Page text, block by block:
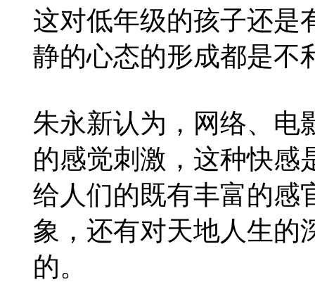
这对低年级的孩子还是
静的心态的形成都是不
朱永新认为，网络、电
的感觉刺激，这种快感
给人们的既有丰富的感
象，还有对天地人生的
的。